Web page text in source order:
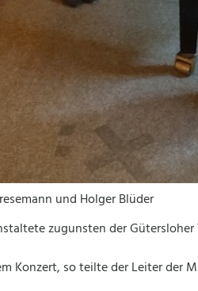
und Holger Blüder
zugunsten der Gütersloher
Konzert, so teilte der Leiter der